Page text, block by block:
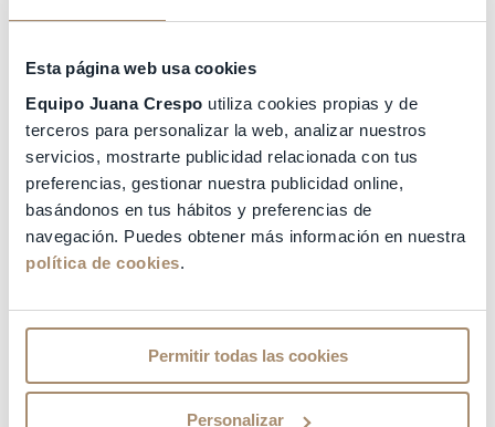
Esta página web usa cookies
Equipo Juana Crespo utiliza cookies propias y de
terceros para personalizar la web, analizar nuestros
servicios, mostrarte publicidad relacionada con tus
preferencias, gestionar nuestra publicidad online,
basándonos en tus hábitos y preferencias de
navegación. Puedes obtener más información en nuestra
política de cookies.
Permitir todas las cookies
Personalizar
INVESTIGACIÓN
OTROS DATOS DE INTERÉS
ESPECIALIDADES